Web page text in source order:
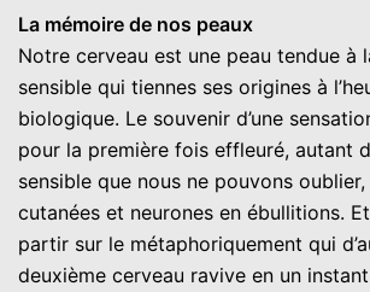
La mémoire de nos peaux
Notre cerveau est une peau tendue à
sensible qui tiennes ses origines à
biologique. Le souvenir d’une
pour la première fois effleuré, autant
sensible que nous ne pouvons
cutanées et neurones en ébullitions.
partir sur le métaphoriquement qui
deuxième cerveau ravive en un